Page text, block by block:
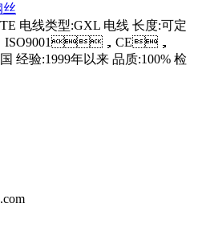
丝
电线类型:GXL 电线 长度:可定
ISO9001，CE，
经验:1999年以来 品质:100% 检